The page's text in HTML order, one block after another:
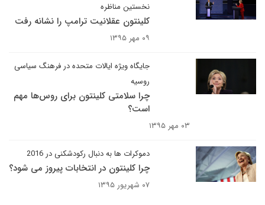
نخستین مناظره
کلینتون عقلانیت ترامپ را نشانه رفت
۰۹ مهر ۱۳۹۵
جایگاه ویژه ایالات متحده در فرهنگ سیاسی
روسیه
چرا سلامتی کلینتون برای روس‌ها مهم
است؟
۰۳ مهر ۱۳۹۵
دموکرات ها به دنبال رکودشکنی در 2016
چرا کلینتون در انتخابات پیروز می شود؟
۰۷ شهریور ۱۳۹۵